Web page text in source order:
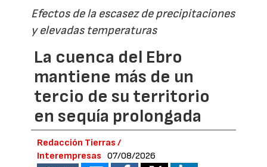
Efectos de la escasez de precipitaciones
y elevadas temperaturas
La cuenca del Ebro
mantiene más de un
tercio de su territorio
en sequía prolongada
Redacción Tierras /
Interempresas
07/08/2026